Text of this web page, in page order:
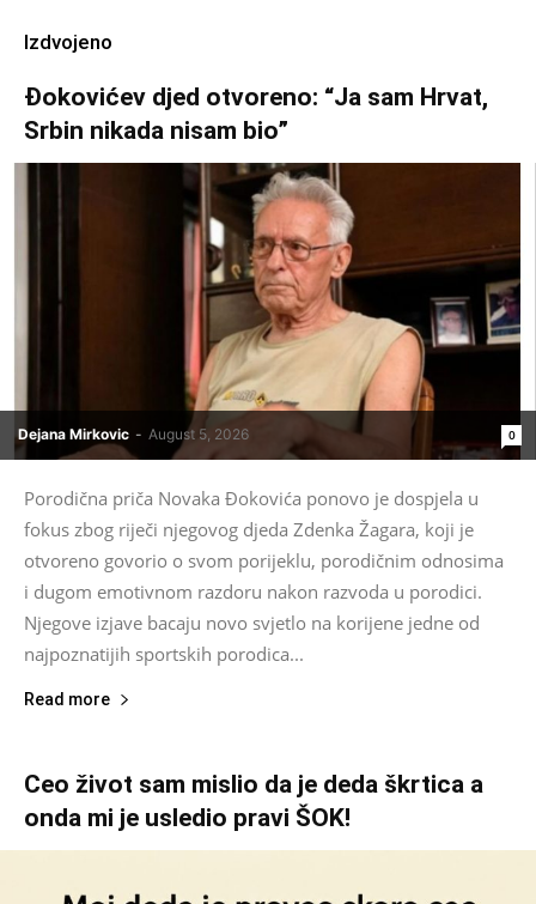
Izdvojeno
Đokovićev djed otvoreno: “Ja sam Hrvat,
Srbin nikada nisam bio”
Dejana Mirkovic - August 5, 2026 0
Porodična priča Novaka Đokovića ponovo je dospjela u
fokus zbog riječi njegovog djeda Zdenka Žagara, koji je
otvoreno govorio o svom porijeklu, porodičnim odnosima
i dugom emotivnom razdoru nakon razvoda u porodici.
Njegove izjave bacaju novo svjetlo na korijene jedne od
najpoznatijih sportskih porodica...
Read more
Ceo život sam mislio da je deda škrtica a
onda mi je usledio pravi ŠOK!